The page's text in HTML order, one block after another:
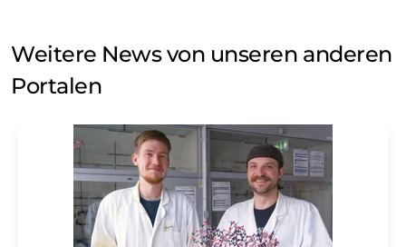
Weitere News von unseren anderen
Portalen